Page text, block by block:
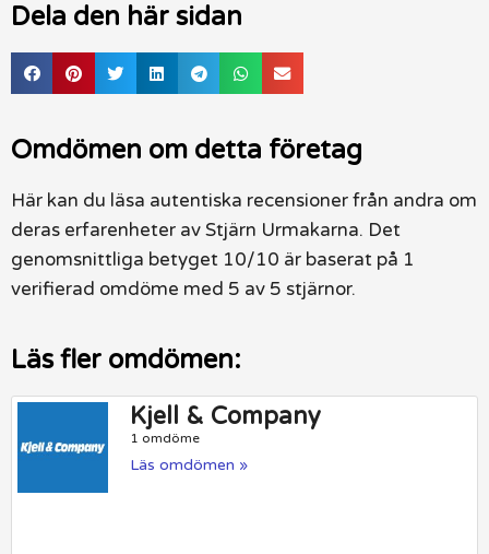
Dela den här sidan
Omdömen om detta företag
Här kan du läsa autentiska recensioner från andra om
deras erfarenheter av Stjärn Urmakarna. Det
genomsnittliga betyget 10/10 är baserat på 1
verifierad omdöme med 5 av 5 stjärnor.
Läs fler omdömen:
Kjell & Company
1 omdöme
Läs omdömen »